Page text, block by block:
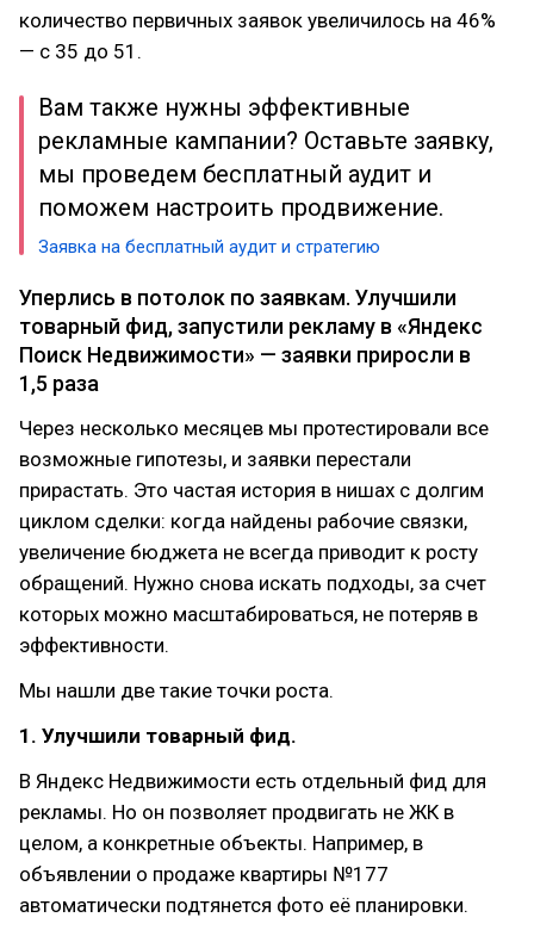
количество первичных заявок увеличилось на 46%
— с 35 до 51.
Вам также нужны эффективные
рекламные кампании? Оставьте заявку,
мы проведем бесплатный аудит и
поможем настроить продвижение.
Заявка на бесплатный аудит и стратегию
Уперлись в потолок по заявкам. Улучшили
товарный фид, запустили рекламу в «Яндекс
Поиск Недвижимости» — заявки приросли в
1,5 раза
Через несколько месяцев мы протестировали все
возможные гипотезы, и заявки перестали
прирастать. Это частая история в нишах с долгим
циклом сделки: когда найдены рабочие связки,
увеличение бюджета не всегда приводит к росту
обращений. Нужно снова искать подходы, за счет
которых можно масштабироваться, не потеряв в
эффективности.
Мы нашли две такие точки роста.
1. Улучшили товарный фид.
В Яндекс Недвижимости есть отдельный фид для
рекламы. Но он позволяет продвигать не ЖК в
целом, а конкретные объекты. Например, в
объявлении о продаже квартиры №177
автоматически подтянется фото её планировки.